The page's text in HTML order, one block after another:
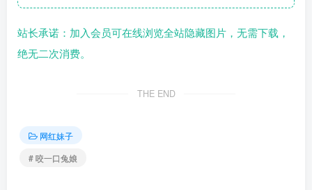
站长承诺：加入会员可在线浏览全站隐藏图片，无需下载，
绝无二次消费。
THE END
网红妹子
# 咬一口兔娘